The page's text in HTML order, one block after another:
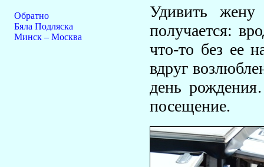
Обратно
Бяла Подляска
Минск – Москва
Удивить
получается:
что-то без ее
вдруг
день
посещение.